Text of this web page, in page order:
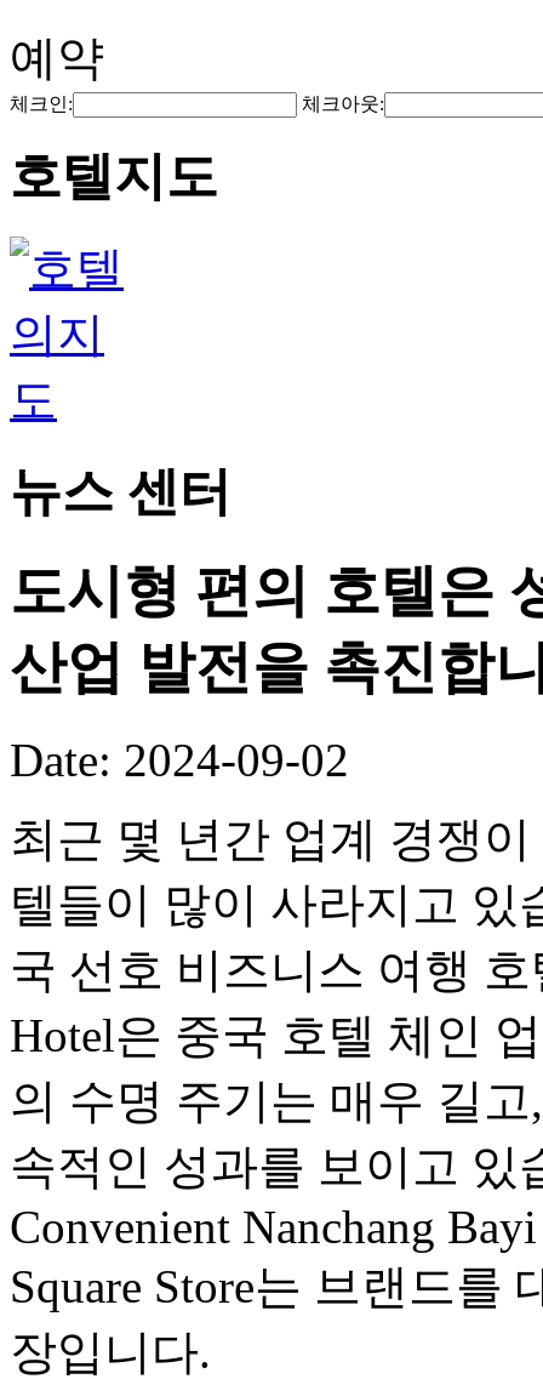
예약
체크인: 체크아웃:
호텔지도
뉴스 센터
도시형 편의 호텔은
산업 발전을 촉진합
Date: 2024-09-02
최근 몇 년간 업계 경쟁
텔들이 많이 사라지고 있
국 선호 비즈니스 여행
Hotel은 중국 호텔 체인
의 수명 주기는 매우 길
속적인 성과를 보이고 있
Convenient Nanchang
Square Store는 브랜드
장입니다.